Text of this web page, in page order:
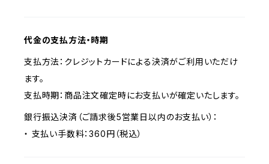
代金の支払方法・時期
支払方法：クレジットカードによる決済がご利用いただけ
ます。
支払時期：商品注文確定時にお支払いが確定いたします。
銀行振込決済（ご請求後5営業日以内のお支払い）：
・ 支払い手数料：360円（税込）